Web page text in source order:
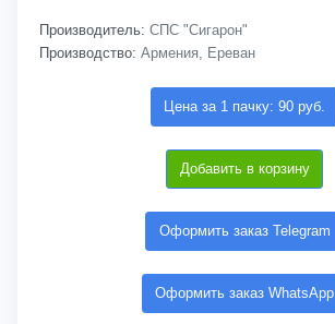
Производитель: СПС "Сигарон"
Производство: Армения, Ереван
Цена за 1 пачку: 90 руб.
Добавить в корзину
Оформить заказ Telegram
Оформить заказ WhatsApp